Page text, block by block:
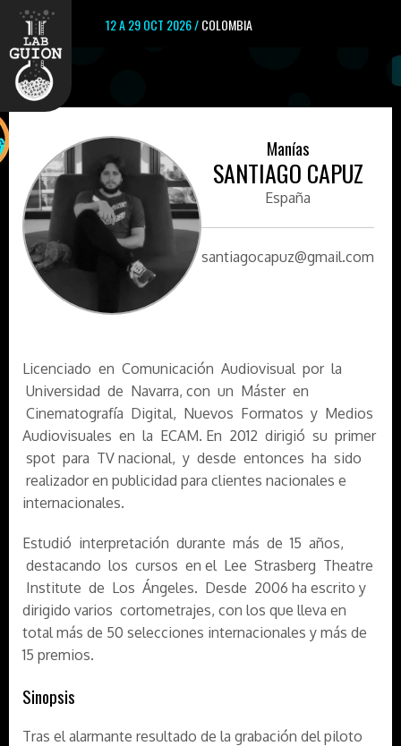
12 A 29 OCT 2026 /COLOMBIA
Manías
SANTIAGO CAPUZ
España
santiagocapuz@gmail.com
Licenciado en Comunicación Audiovisual por la
Universidad de Navarra, con un Máster en
Cinematografía Digital, Nuevos Formatos y Medios
Audiovisuales en la ECAM. En 2012 dirigió su primer
spot para TV nacional, y desde entonces ha sido
realizador en publicidad para clientes nacionales e
internacionales.
Estudió interpretación durante más de 15 años,
destacando los cursos en el Lee Strasberg Theatre
Institute de Los Ángeles. Desde 2006 ha escrito y
dirigido varios cortometrajes, con los que lleva en
total más de 50 selecciones internacionales y más de
15 premios.
Sinopsis
Tras el alarmante resultado de la grabación del piloto